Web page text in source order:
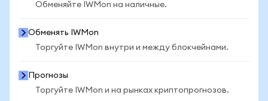
Обменяйте IWMon на наличные.
Обменять IWMon
Торгуйте IWMon внутри и между блокчейнами.
Прогнозы
Торгуйте IWMon и на рынках криптопрогнозов.